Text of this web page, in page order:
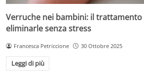
Verruche nei bambini: il
eliminarle senza stress
Francesca Petriccione 30 Ottobre 2025
Leggi di più